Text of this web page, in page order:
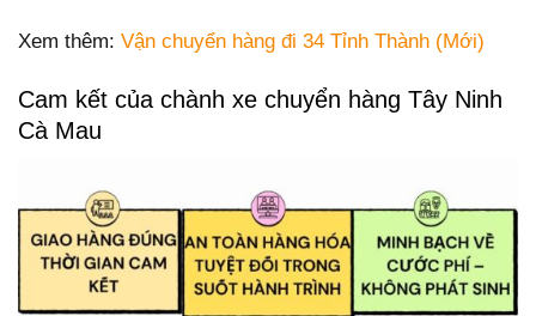
Xem thêm: Vận chuyển hàng đi 34 Tỉnh Thành (Mới)
Cam kết của chành xe chuyển hàng Tây Ninh
Cà Mau